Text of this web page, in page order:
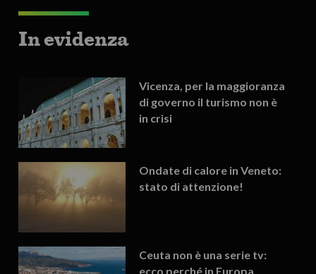
In evidenza
Vicenza, per la maggioranza
di governo il turismo non è
in crisi
Ondate di calore in Veneto:
stato di attenzione!
Ceuta non è una serie tv:
ecco perché in Europa